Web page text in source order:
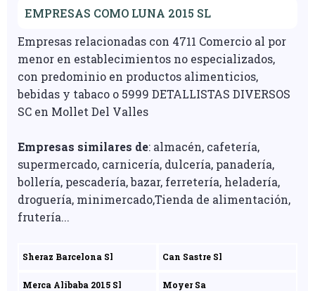
EMPRESAS COMO LUNA 2015 SL
Empresas relacionadas con 4711 Comercio al por
menor en establecimientos no especializados,
con predominio en productos alimenticios,
bebidas y tabaco o 5999 DETALLISTAS DIVERSOS
SC en Mollet Del Valles
Empresas similares de: almacén, cafetería,
supermercado, carnicería, dulcería, panadería,
bollería, pescadería, bazar, ferretería, heladería,
droguería, minimercado,Tienda de alimentación,
frutería...
Sheraz Barcelona Sl Can Sastre Sl
Merca Alibaba 2015 Sl Moyer Sa